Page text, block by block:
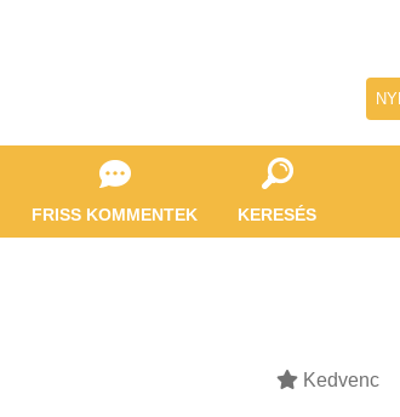
FRISS KOMMENTEK KERESÉS
Kedvenc